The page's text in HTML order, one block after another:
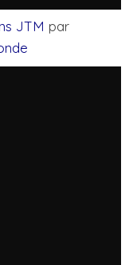
JTM par